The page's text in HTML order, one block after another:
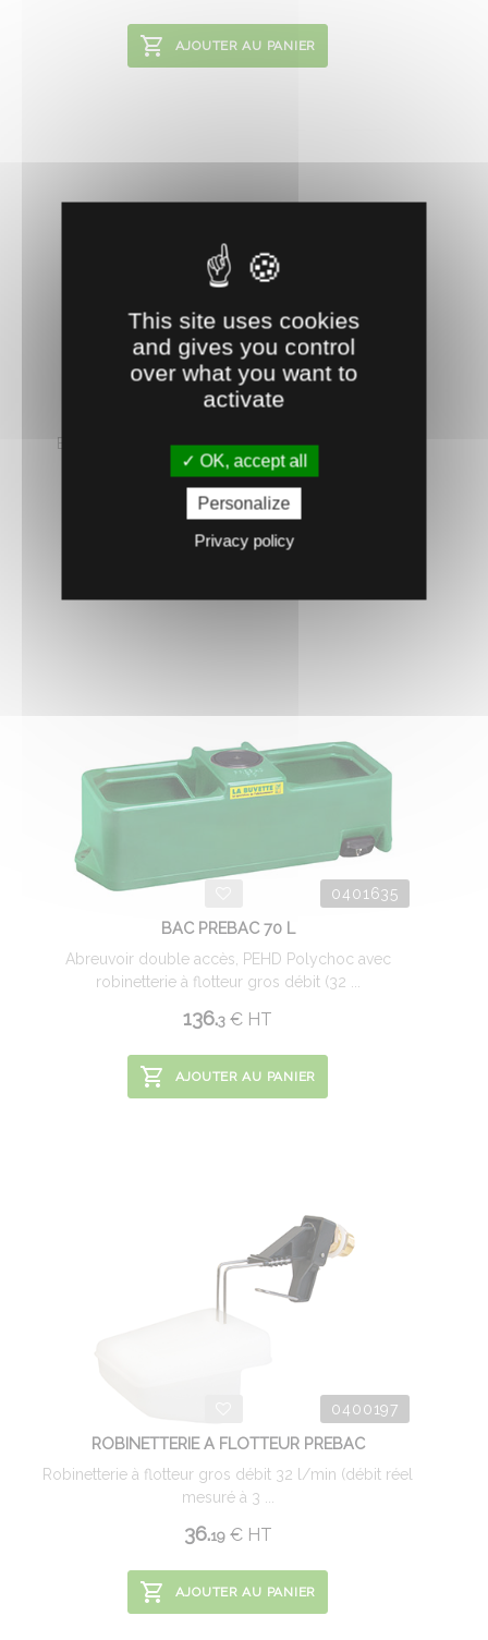
AJOUTER AU PANIER
0401359
BAC PREBAC 1000 L
Bac circulaire en polyéthylène alimentaire 100 %
vierge, traité anti-UV. Protection intégrée ...
324.3 €HT
0401635
BAC PREBAC 70 L
Abreuvoir double accès, PEHD Polychoc avec
robinetterie à flotteur gros débit (32 ...
136.3 € HT
AJOUTER AU PANIER
0400197
ROBINETTERIE A FLOTTEUR PREBAC
Robinetterie à flotteur gros débit 32 l/min (débit réel
mesuré à 3 ...
36.19 €HT
AJOUTER AU PANIER
This site uses cookies
and gives you control
over what you want to
activate
OK, accept all
Personalize
Privacy policy